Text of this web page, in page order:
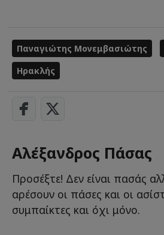
Παναγιώτης Μονεμβασιώτης
Ηρακλής
Αλέξανδρος Πάσας
Προσέξτε! Δεν είναι πασάς
αρέσουν οι πάσες και οι
συμπαίκτες και όχι μόνο.